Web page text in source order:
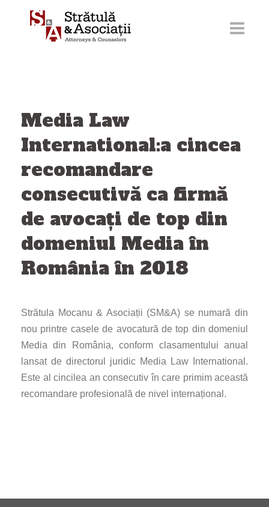
Media Law
International:a cincea
recomandare
consecutivă ca firmă
de avocați de top din
domeniul Media în
România în 2018
Strătula Mocanu & Asociații (SM&A) se numară din
nou printre casele de avocatură de top din domeniul
Media din România, conform clasamentului anual
lansat de directorul juridic Media Law International.
Este al cincilea an consecutiv în care primim această
recomandare profesională de nivel internațional.